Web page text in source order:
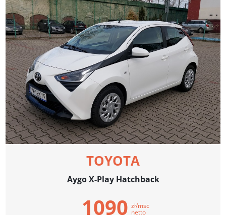
TOYOTA
Aygo X-Play Hatchback
1090 zł/msc
netto